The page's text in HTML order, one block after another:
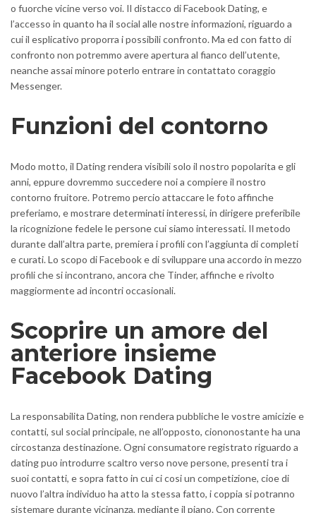
o fuorche vicine verso voi. Il distacco di Facebook Dating, e
l’accesso in quanto ha il social alle nostre informazioni, riguardo a
cui il esplicativo proporra i possibili confronto. Ma ed con fatto di
confronto non potremmo avere apertura al fianco dell’utente,
neanche assai minore poterlo entrare in contattato coraggio
Messenger.
Funzioni del contorno
Modo motto, il Dating rendera visibili solo il nostro popolarita e gli
anni, eppure dovremmo succedere noi a compiere il nostro
contorno fruitore. Potremo percio attaccare le foto affinche
preferiamo, e mostrare determinati interessi, in dirigere preferibile
la ricognizione fedele le persone cui siamo interessati. Il metodo
durante dall’altra parte, premiera i profili con l’aggiunta di completi
e curati. Lo scopo di Facebook e di sviluppare una accordo in mezzo
profili che si incontrano, ancora che Tinder, affinche e rivolto
maggiormente ad incontri occasionali.
Scoprire un amore del
anteriore insieme
Facebook Dating
La responsabilita Dating, non rendera pubbliche le vostre amicizie e
contatti, sul social principale, ne all’opposto, ciononostante ha una
circostanza destinazione. Ogni consumatore registrato riguardo a
dating puo introdurre scaltro verso nove persone, presenti tra i
suoi contatti, e sopra fatto in cui ci cosi un competizione, cioe di
nuovo l’altra individuo ha atto la stessa fatto, i coppia si potranno
sistemare durante vicinanza, mediante il piano. Con corrente